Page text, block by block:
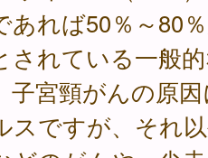
あれば50％～80
されている一般
子宮頸がんの原
スですが、それ